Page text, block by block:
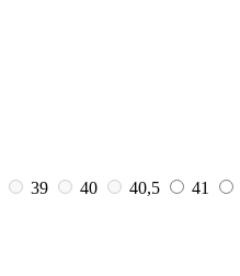
39 40 40,5
41